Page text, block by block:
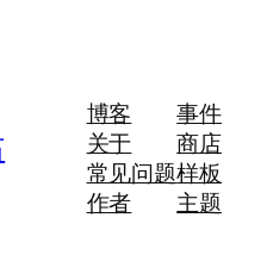
博客
关于
常见问题
作者
事件
商店
样板
主题